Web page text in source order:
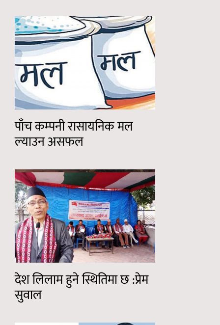
पाँच कम्पनी रासायनिक मल
ल्याउन असफल
देश लिलाम हुने स्थितिमा छ :प्रेम
सुवाल